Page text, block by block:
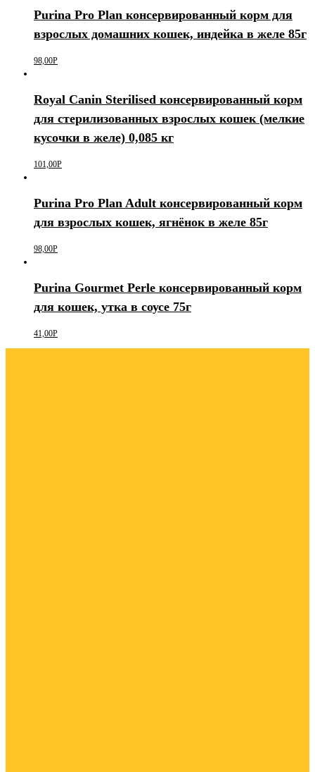
Purina Pro Plan консервированный корм для
взрослых домашних кошек, индейка в желе 85г
98,00Р
Royal Canin Sterilised консервированный корм
для стерилизованных взрослых кошек (мелкие
кусочки в желе) 0,085 кг
101,00Р
Purina Pro Plan Adult консервированный корм
для взрослых кошек, ягнёнок в желе 85г
98,00Р
Purina Gourmet Perle консервированный корм
для кошек, утка в соусе 75г
41,00Р